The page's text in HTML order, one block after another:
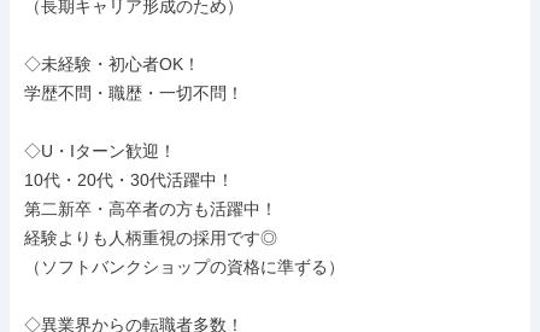
（長期キャリア形成のため）
◇未経験・初心者OK！
学歴不問・職歴・一切不問！
◇U・Iターン歓迎！
10代・20代・30代活躍中！
第二新卒・高卒者の方も活躍中！
経験よりも人柄重視の採用です◎
（ソフトバンクショップの資格に準ずる）
◇異業界からの転職者多数！